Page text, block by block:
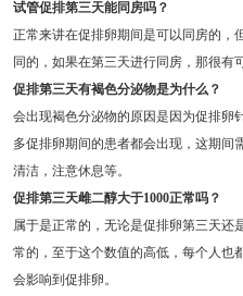
试管促排第三天能同房吗？
正常来讲在促排卵期间是可以同房的，
同的，如果在第三天进行同房，那很有
促排第三天有褐色分泌物是为什么？
会出现褐色分泌物的原因是因为促排卵
多促排卵期间的患者都会出现，这期间
清洁，注意休息等。
促排第三天雌二醇大于1000正常吗？
属于是正常的，无论是促排卵第三天还
常的，至于这个数值的高低，每个人也
会影响到促排卵。